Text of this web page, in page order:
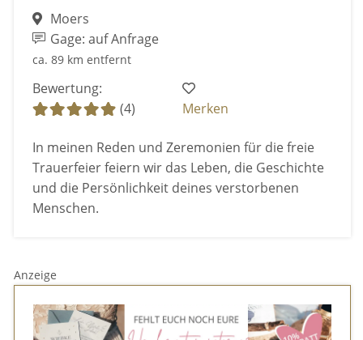
Moers
Gage: auf Anfrage
ca. 89 km entfernt
Bewertung:
(4)
Merken
In meinen Reden und Zeremonien für die freie
Trauerfeier feiern wir das Leben, die Geschichte
und die Persönlichkeit deines verstorbenen
Menschen.
Anzeige